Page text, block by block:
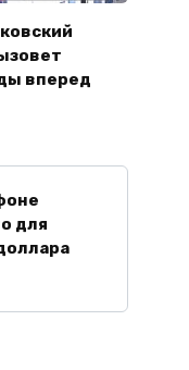
вперед
для